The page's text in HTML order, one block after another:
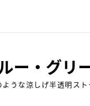
ー・グリ
ような涼しげ半透明ス